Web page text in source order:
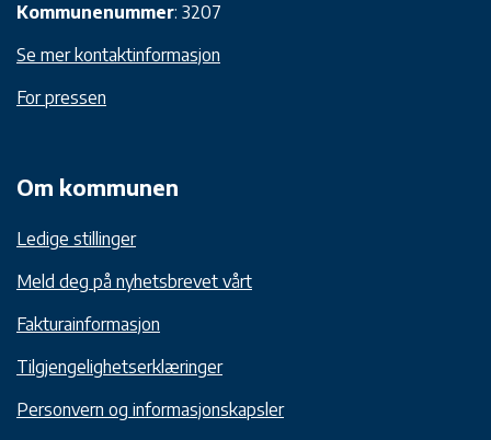
Kommunenummer: 3207
Se mer kontaktinformasjon
For pressen
Om kommunen
Ledige stillinger
Meld deg på nyhetsbrevet vårt
Fakturainformasjon
Tilgjengelighetserklæringer
Personvern og informasjonskapsler